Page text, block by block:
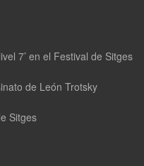
7’ en el Festival de Sitges
de León Trotsky
Sitges